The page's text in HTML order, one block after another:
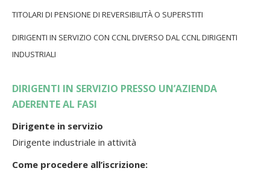
TITOLARI DI PENSIONE DI REVERSIBILITÀ O SUPERSTITI
DIRIGENTI IN SERVIZIO CON CCNL DIVERSO DAL CCNL DIRIGENTI
INDUSTRIALI
DIRIGENTI IN SERVIZIO PRESSO UN’AZIENDA
ADERENTE AL FASI
Dirigente in servizio
Dirigente industriale in attività
Come procedere all’iscrizione: